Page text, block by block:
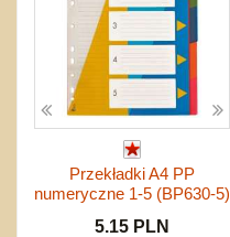
Przekładki A4 PP
numeryczne 1-5 (BP630-5)
5.15 PLN